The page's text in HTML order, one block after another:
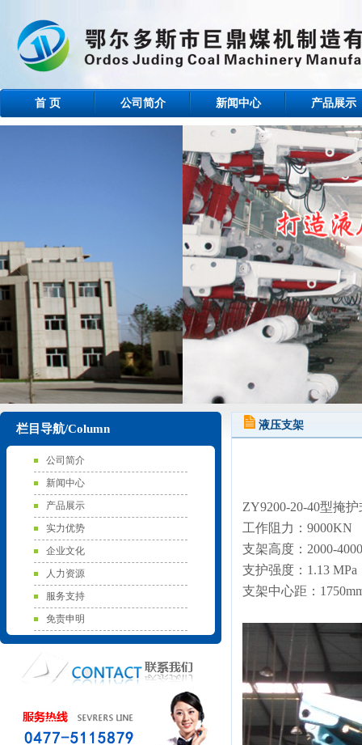
首 页 公司简介 新闻中心 产品展示
栏目导航/Column
公司简介
新闻中心
产品展示
实力优势
企业文化
人力资源
服务支持
免责申明
液压支架
ZY9200-20-40型掩
工作阻力：9000KN
支架高度：2000-
支护强度：1.13 MPa
支架中心距：